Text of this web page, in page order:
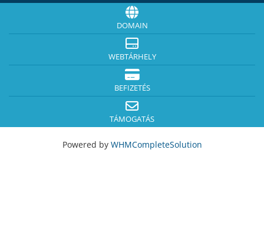
DOMAIN
WEBTÁRHELY
BEFIZETÉS
TÁMOGATÁS
Powered by WHMCompleteSolution